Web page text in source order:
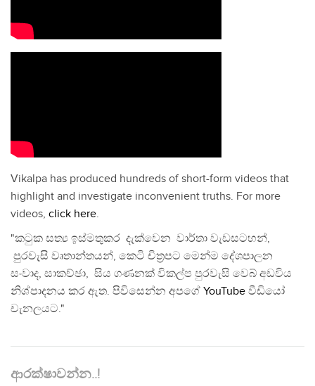
Vikalpa has produced hundreds of short-form videos that
highlight and investigate inconvenient truths. For more
videos, click here.
"කටුක සත්‍ය ඉස්මතුකර දැක්වෙන වාර්තා වැඩසටහන්,
පුරවැසි වෘතාන්තයන්, කෙටි චිත්‍රපට මෙන්ම දේශපාලන
සංවාද, සාකච්ඡා, සිය ගණනක් විකල්ප පුරවැසි වෙබ් අඩවිය
නිශ්පාදනය කර ඇත. පිවිසෙන්න අපගේ YouTube වීඩියෝ
චැනලයට."
ආරක්ෂාවන්න..!